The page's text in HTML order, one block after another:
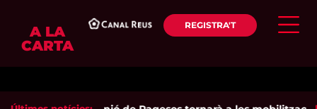
A LA
CARTA
REGISTRA'T